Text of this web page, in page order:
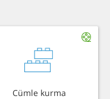
Cümle kurma